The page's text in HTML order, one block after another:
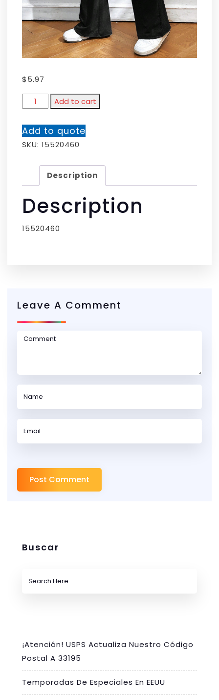
$5.97
Add to cart
Add to quote
SKU: 15520460
Description
Description
15520460
Leave A Comment
Buscar
¡Atención! USPS Actualiza Nuestro Código
Postal A 33195
Temporadas De Especiales En EEUU